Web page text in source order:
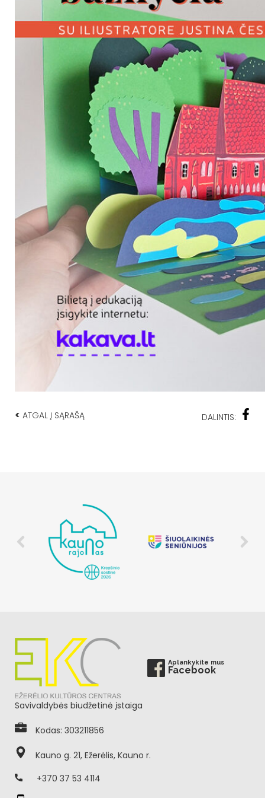
< ATGAL Į SĄRAŠĄ DALINTIS:
Aplankykite mus
Facebook
Savivaldybės biudžetinė įstaiga
Kodas: 303211856
Kauno g. 21, Ežerėlis, Kauno r.
+370 37 53 4114